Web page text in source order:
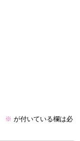
※ が付いている欄は必